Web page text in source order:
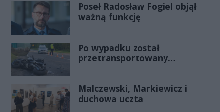
Poseł Radosław Fogiel objął
ważną funkcję
Po wypadku został
przetransportowany
Malczewski, Markiewicz i
duchowa uczta